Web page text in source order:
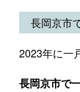
長岡京市
2023年に一
長岡京市で